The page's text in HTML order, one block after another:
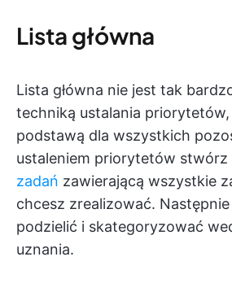
Lista główna
Lista główna nie jest tak
techniką ustalania priorytetów,
podstawą dla wszystkich
ustaleniem priorytetów stwórz
zadań zawierającą wszystkie
chcesz zrealizować.
podzielić i skategoryzować
uznania.